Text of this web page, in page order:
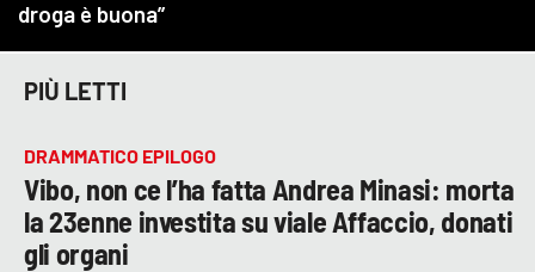
PIÙ LETTI
DRAMMATICO EPILOGO
Vibo, non ce l’ha fatta Andrea Minasi: morta
la 23enne investita su viale Affaccio, donati
gli organi